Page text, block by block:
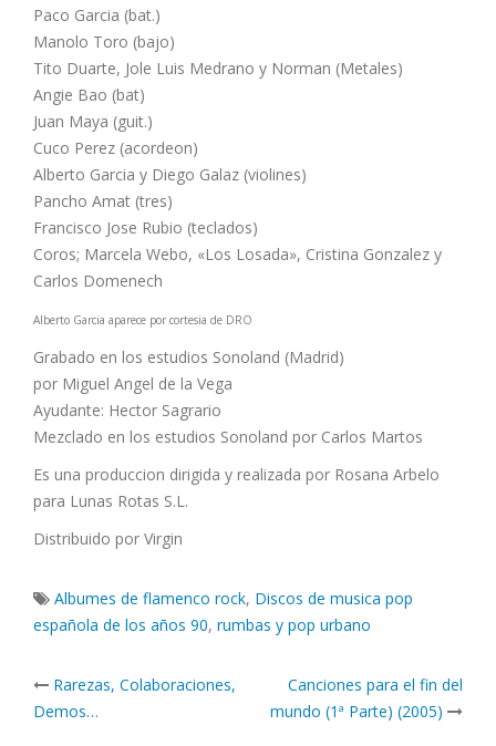
Paco Garcia (bat.)
Manolo Toro (bajo)
Tito Duarte, Jole Luis Medrano y Norman (Metales)
Angie Bao (bat)
Juan Maya (guit.)
Cuco Perez (acordeon)
Alberto Garcia y Diego Galaz (violines)
Pancho Amat (tres)
Francisco Jose Rubio (teclados)
Coros; Marcela Webo, «Los Losada», Cristina Gonzalez y
Carlos Domenech
Alberto Garcia aparece por cortesia de DRO
Grabado en los estudios Sonoland (Madrid)
por Miguel Angel de la Vega
Ayudante: Hector Sagrario
Mezclado en los estudios Sonoland por Carlos Martos
Es una produccion dirigida y realizada por Rosana Arbelo
para Lunas Rotas S.L.
Distribuido por Virgin
Albumes de flamenco rock, Discos de musica pop
española de los años 90, rumbas y pop urbano
Post
navigation
Rarezas, Colaboraciones,
Demos…
Canciones para el fin del
mundo (1ª Parte) (2005)